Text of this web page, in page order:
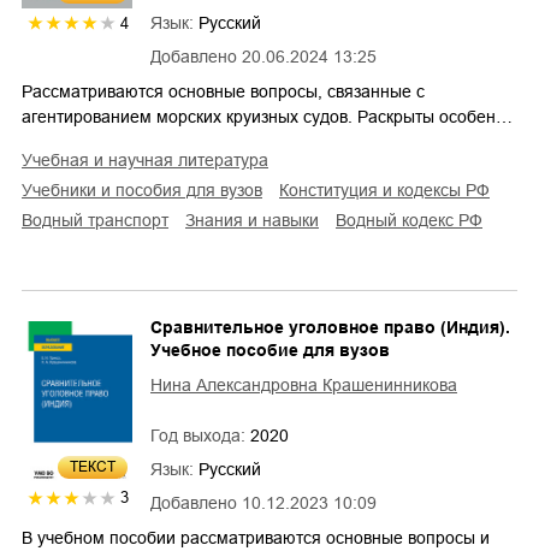
4
Добавлено 20.06.2024 13:25
Язык: Русский
Рассматриваются основные вопросы, связанные с
агентированием морских круизных судов. Раскрыты особен…
учебная и научная литература
учебники и пособия для вузов
конституция и кодексы РФ
водный транспорт
знания и навыки водный кодекс РФ
ТЕКСТ
3 Добавлено 10.12.2023 10:09
Сравнительное уголовное право (Индия).
Учебное пособие для вузов
Нина Александровна Крашенинникова
Год выхода: 2020
Язык: Русский
В учебном пособии рассматриваются основные вопросы и